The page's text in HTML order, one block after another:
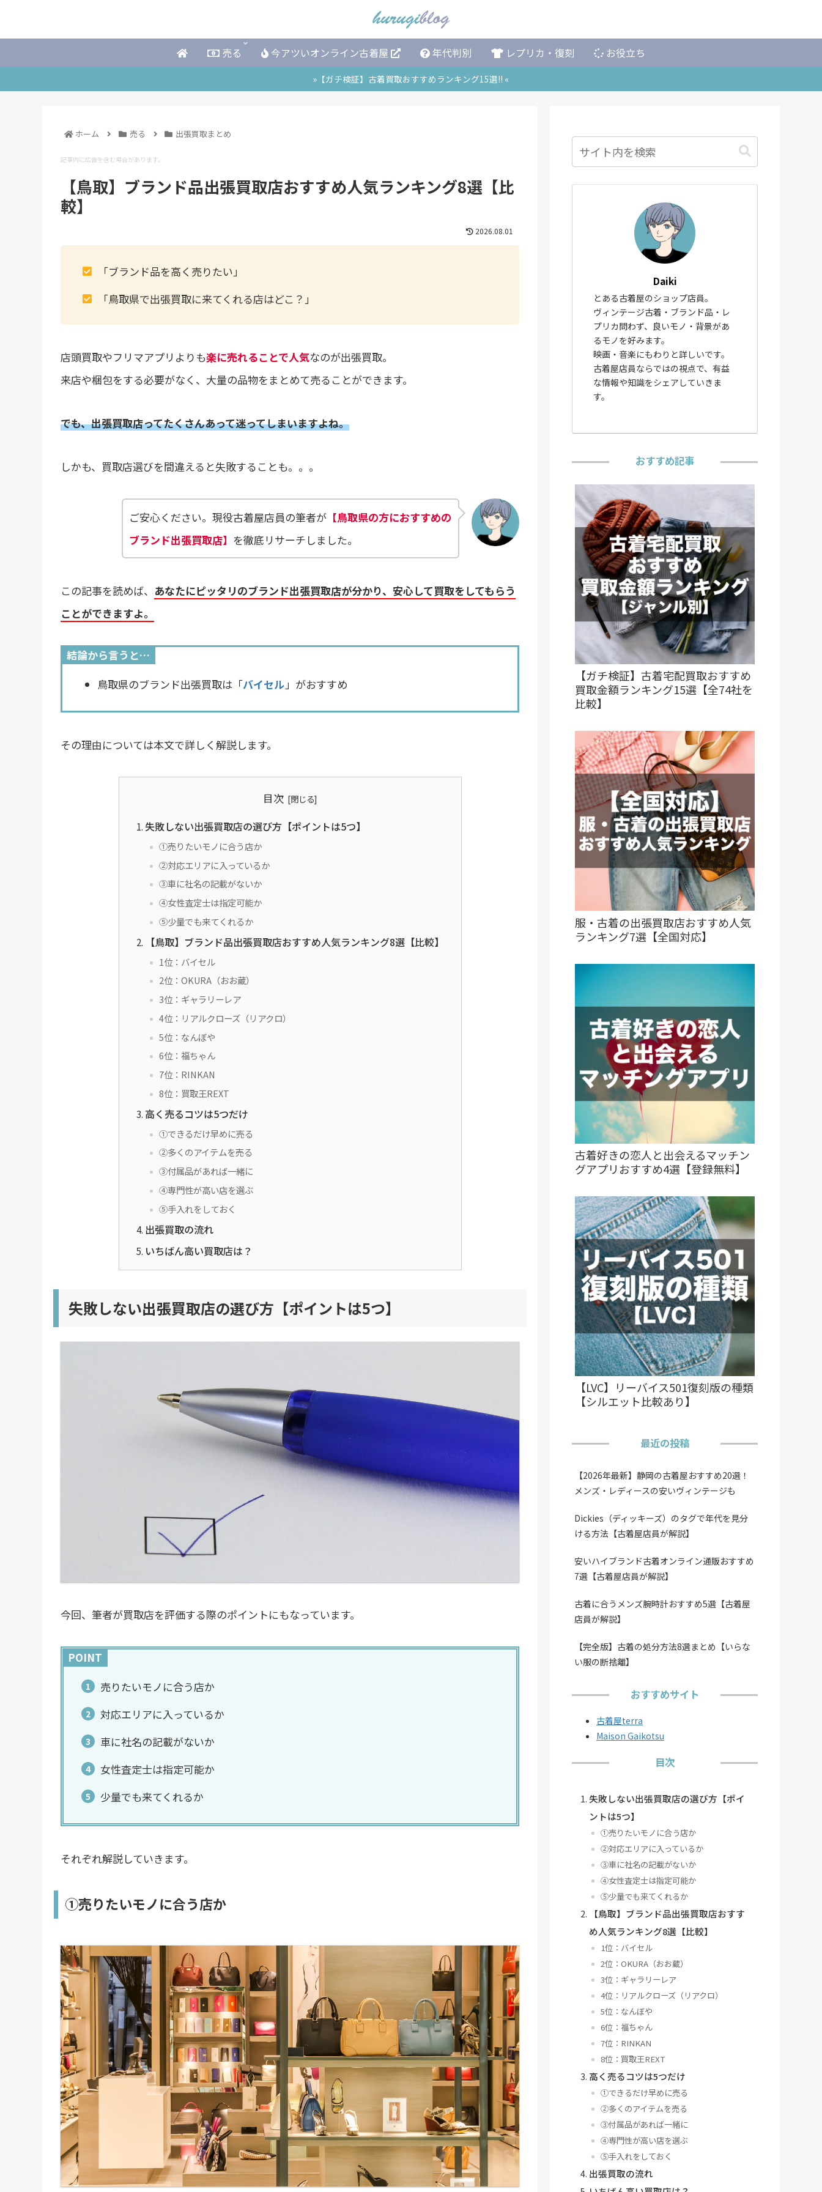
売る 今アツいオンライン古着屋 年代判別 レプリカ・復刻 お役立ち
»【ガチ検証】古着買取おすすめランキング15選!! «
ホーム 売る 出張買取まとめ
記事内に広告を含む場合があります。
【鳥取】ブランド品出張買取店おすすめ人気ランキング8選【比
較】
2026.08.01
「ブランド品を高く売りたい」
「鳥取県で出張買取に来てくれる店はどこ？」
店頭買取やフリマアプリよりも楽に売れることで人気なのが出張買取。
来店や梱包をする必要がなく、大量の品物をまとめて売ることができます。
でも、出張買取店ってたくさんあって迷ってしまいますよね。
しかも、買取店選びを間違えると失敗することも。。。
ご安心ください。現役古着屋店員の筆者が 【鳥取県の方におすすめの
ブランド出張買取店】 を徹底リサーチしました。
この記事を読めば、 あなたにピッタリのブランド出張買取店が分かり、安心して買取をしてもらう
ことができますよ。
結論から言うと…
鳥取県のブランド出張買取は「バイセル 」がおすすめ
その理由については本文で詳しく解説します。
目次
失敗しない出張買取店の選び方【ポイントは5つ】
①売りたいモノに合う店か
②対応エリアに入っているか
③車に社名の記載がないか
④女性査定士は指定可能か
⑤少量でも来てくれるか
【鳥取】ブランド品出張買取店おすすめ人気ランキング8選【比較】
1位：バイセル
2位：OKURA（おお蔵）
3位：ギャラリーレア
4位：リアルクローズ（リアクロ）
5位：なんぼや
6位：福ちゃん
7位：RINKAN
8位：買取王REXT
高く売るコツは5つだけ
①できるだけ早めに売る
②多くのアイテムを売る
③付属品があれば一緒に
④専門性が高い店を選ぶ
⑤手入れをしておく
出張買取の流れ
いちばん高い買取店は？
失敗しない出張買取店の選び方【ポイントは5つ】
今回、筆者が買取店を評価する際のポイントにもなっています。
POINT
売りたいモノに合う店か
対応エリアに入っているか
車に社名の記載がないか
女性査定士は指定可能か
少量でも来てくれるか
それぞれ解説していきます。
①売りたいモノに合う店か
Daiki
とある古着屋のショップ店員。
ヴィンテージ古着・ブランド品・レ
プリカ問わず、良いモノ・背景があ
るモノを好みます。
映画・音楽にもわりと詳しいです。
古着屋店員ならではの視点で、有益
な情報や知識をシェアしていきま
す。
おすすめ記事
【ガチ検証】古着宅配買取おすすめ
買取金額ランキング15選【全74社を
比較】
服・古着の出張買取店おすすめ人気
ランキング7選【全国対応】
古着好きの恋人と出会えるマッチン
グアプリおすすめ4選【登録無料】
【LVC】リーバイス501復刻版の種類
【シルエット比較あり】
最近の投稿
【2026年最新】静岡の古着屋おすすめ20選！
メンズ・レディースの安いヴィンテージも
Dickies（ディッキーズ）のタグで年代を見分
ける方法【古着屋店員が解説】
安いハイブランド古着オンライン通販おすすめ
7選【古着屋店員が解説】
古着に合うメンズ腕時計おすすめ5選【古着屋
店員が解説】
【完全版】古着の処分方法8選まとめ【いらな
い服の断捨離】
おすすめサイト
古着屋terra
Maison Gaikotsu
目次
失敗しない出張買取店の選び方【ポイ
ントは5つ】
①売りたいモノに合う店か
②対応エリアに入っているか
③車に社名の記載がないか
④女性査定士は指定可能か
⑤少量でも来てくれるか
【鳥取】ブランド品出張買取店おすす
め人気ランキング8選【比較】
1位：バイセル
2位：OKURA（おお蔵）
3位：ギャラリーレア
4位：リアルクローズ（リアクロ）
5位：なんぼや
6位：福ちゃん
7位：RINKAN
8位：買取王REXT
高く売るコツは5つだけ
①できるだけ早めに売る
②多くのアイテムを売る
③付属品があれば一緒に
④専門性が高い店を選ぶ
⑤手入れをしておく
出張買取の流れ